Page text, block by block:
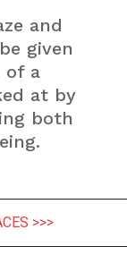
and
given
of a
at by
both
>>>